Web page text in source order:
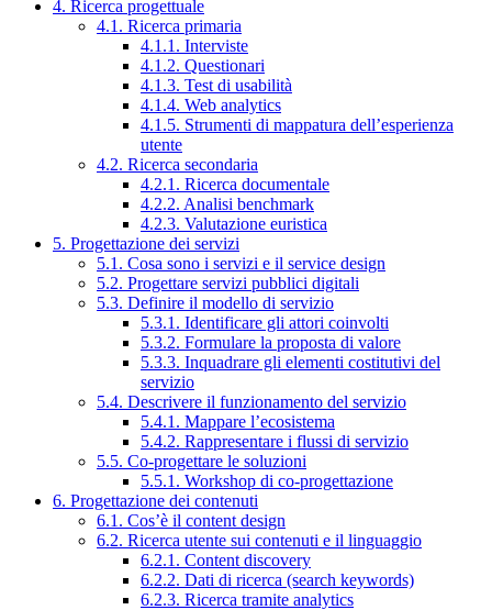
4. Ricerca progettuale
4.1. Ricerca primaria
4.1.1. Interviste
4.1.2. Questionari
4.1.3. Test di usabilità
4.1.4. Web analytics
4.1.5. Strumenti di mappatura dell’esperienza
utente
4.2. Ricerca secondaria
4.2.1. Ricerca documentale
4.2.2. Analisi benchmark
4.2.3. Valutazione euristica
5. Progettazione dei servizi
5.1. Cosa sono i servizi e il service design
5.2. Progettare servizi pubblici digitali
5.3. Definire il modello di servizio
5.3.1. Identificare gli attori coinvolti
5.3.2. Formulare la proposta di valore
5.3.3. Inquadrare gli elementi costitutivi del
servizio
5.4. Descrivere il funzionamento del servizio
5.4.1. Mappare l’ecosistema
5.4.2. Rappresentare i flussi di servizio
5.5. Co-progettare le soluzioni
5.5.1. Workshop di co-progettazione
6. Progettazione dei contenuti
6.1. Cos’è il content design
6.2. Ricerca utente sui contenuti e il linguaggio
6.2.1. Content discovery
6.2.2. Dati di ricerca (search keywords)
6.2.3. Ricerca tramite analytics